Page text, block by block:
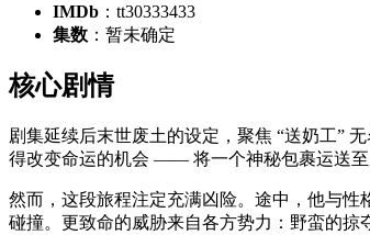
IMDb ：tt30333433
集数 ：暂未确定
核心剧情
剧集延续后末世废土的设定，聚焦 “送奶工”
得改变命运的机会 —— 将一个神秘包裹运送至
然而，这段旅程注定充满凶险。途中，他与性
碰撞。更致命的威胁来自各方势力：野蛮的